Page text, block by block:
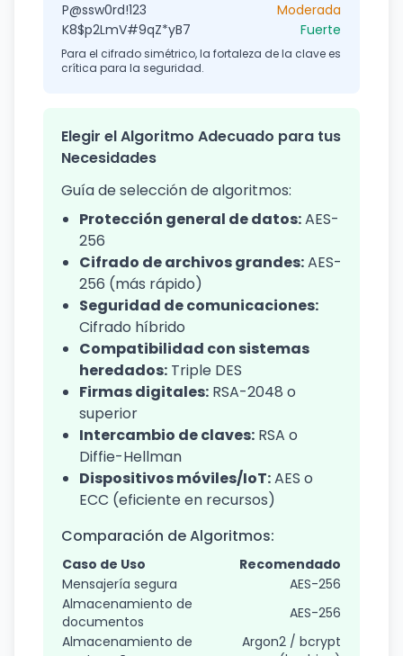
P@ssw0rd!123
Moderada
K8$p2LmV#9qZ*yB7
Fuerte
Para el cifrado simétrico, la fortaleza de la clave es
crítica para la seguridad.
Elegir el Algoritmo Adecuado para tus
Necesidades
Guía de selección de algoritmos:
Protección general de datos:AES-
256
Cifrado de archivos grandes:AES-
256 (más rápido)
Seguridad de comunicaciones:
Cifrado híbrido
Compatibilidad con sistemas
heredados: Triple DES
Firmas digitales: RSA-2048 o
superior
Intercambio de claves: RSA o
Diffie-Hellman
Dispositivos móviles/IoT:AES o
ECC (eficiente en recursos)
Comparación de Algoritmos:
Caso de Uso
Recomendado
Mensajería segura
AES-256
Almacenamiento de
documentos
AES-256
Almacenamiento de
Argon2 / bcrypt